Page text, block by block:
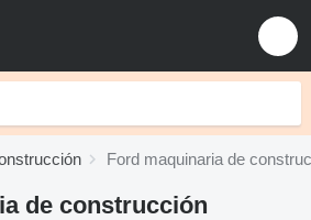
Ford maquinaria de
de construcción